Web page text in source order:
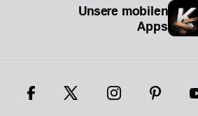
Unsere mobilen
Apps